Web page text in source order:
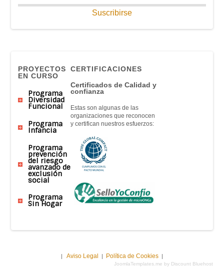
JoomlaTemplates.me by Discount Bluehost
Suscribirse
PROYECTOS
EN CURSO
Programa
Diversidad
Funcional
Programa
Infancia
Programa
prevención
del riesgo
avanzado de
exclusión
social
Programa
Sin Hogar
CERTIFICACIONES
Certificados de Calidad y
confianza
Estas son algunas de las
organizaciones que reconocen
y certifican nuestros esfuerzos:
| Aviso Legal | Política de Cookies |